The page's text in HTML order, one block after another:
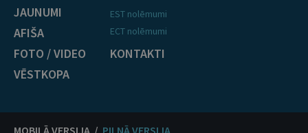
JAUNUMI
AFIŠA
FOTO / VIDEO
VĒSTKOPA
EST nolēmumi
ECT nolēmumi
KONTAKTI
MOBILĀ VERSIJA / PILNĀ VERSIJA